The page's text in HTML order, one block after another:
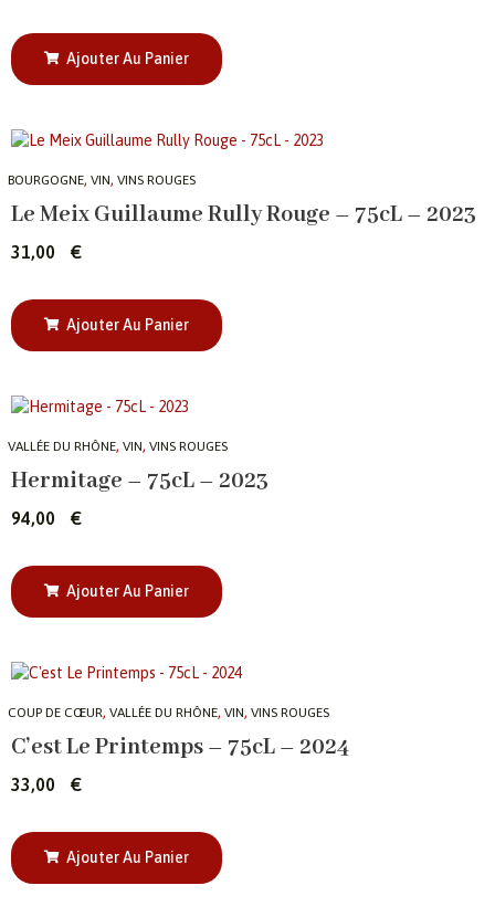
Ajouter Au Panier
BOURGOGNE, VIN, VINS ROUGES
Le Meix Guillaume Rully Rouge – 75cL – 2023
31,00 €
Ajouter Au Panier
VALLÉE DU RHÔNE, VIN, VINS ROUGES
Hermitage – 75cL – 2023
94,00 €
Ajouter Au Panier
COUP DE CŒUR, VALLÉE DU RHÔNE, VIN, VINS ROUGES
C’est Le Printemps – 75cL – 2024
33,00 €
Ajouter Au Panier